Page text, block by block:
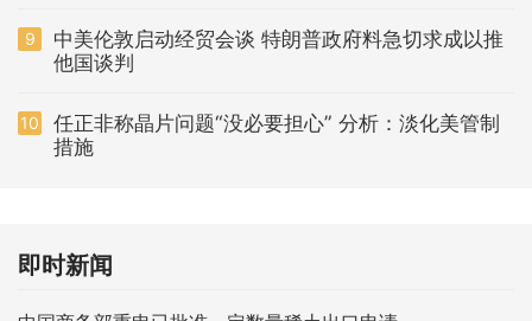
9
中美伦敦启动经贸会谈 特朗普政府料急切求成以推
他国谈判
10
任正非称晶片问题“没必要担心” 分析：淡化美管制
措施
即时新闻